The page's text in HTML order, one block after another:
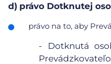
d) právo Dotknutej
právo na to, aby
- Dotknutá